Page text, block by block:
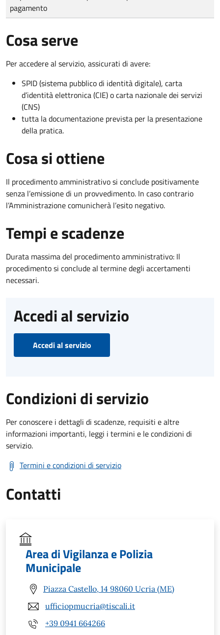
pagamento
Cosa serve
Per accedere al servizio, assicurati di avere:
SPID (sistema pubblico di identità digitale), carta
d’identità elettronica (CIE) o carta nazionale dei servizi
(CNS)
tutta la documentazione prevista per la presentazione
della pratica.
Cosa si ottiene
Il procedimento amministrativo si conclude positivamente
senza l’emissione di un provvedimento. In caso contrario
l’Amministrazione comunicherà l’esito negativo.
Tempi e scadenze
Durata massima del procedimento amministrativo: Il
procedimento si conclude al termine degli accertamenti
necessari.
Accedi al servizio
Accedi al servizio
Condizioni di servizio
Per conoscere i dettagli di scadenze, requisiti e altre
informazioni importanti, leggi i termini e le condizioni di
servizio.
Termini e condizioni di servizio
Contatti
Area di Vigilanza e Polizia
Municipale
Piazza Castello, 14 98060 Ucria (ME)
ufficiopmucria@tiscali.it
+39 0941 664266